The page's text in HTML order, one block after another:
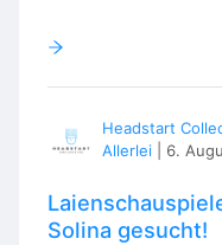
Lust hast, Teil dieses
Headstart
Allerlei
6.
Solina gesucht!